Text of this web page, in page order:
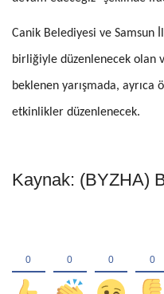
Canik Belediyesi ve
birliğiyle düzenlenecek olan
beklenen yarışmada,
etkinlikler düzenlenecek.
Kaynak: (BYZHA)